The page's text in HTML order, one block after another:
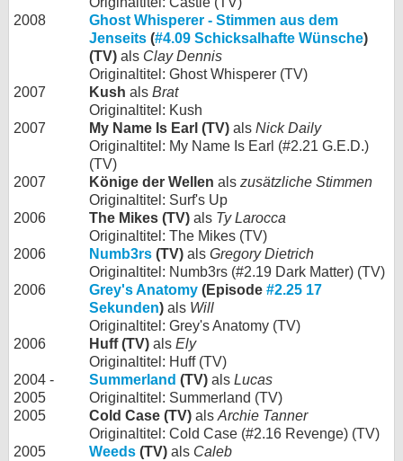
2008
Ghost Whisperer - Stimmen aus dem
Jenseits (#4.09 Schicksalhafte Wünsche)
(TV) als Clay Dennis
Originaltitel: Ghost Whisperer (TV)
2007
Kush als Brat
Originaltitel: Kush
2007
My Name Is Earl (TV) als Nick Daily
Originaltitel: My Name Is Earl (#2.21 G.E.D.)
(TV)
2007
Könige der Wellen als zusätzliche Stimmen
Originaltitel: Surf's Up
2006
The Mikes (TV) als Ty Larocca
Originaltitel: The Mikes (TV)
2006
Numb3rs (TV) als Gregory Dietrich
Originaltitel: Numb3rs (#2.19 Dark Matter) (TV)
2006
Grey's Anatomy (Episode #2.25 17
Sekunden) als Will
Originaltitel: Grey's Anatomy (TV)
2006
Huff (TV) als Ely
Originaltitel: Huff (TV)
2004 -
2005
Summerland (TV) als Lucas
Originaltitel: Summerland (TV)
2005
Cold Case (TV) als Archie Tanner
Originaltitel: Cold Case (#2.16 Revenge) (TV)
2005
Weeds (TV) als Caleb